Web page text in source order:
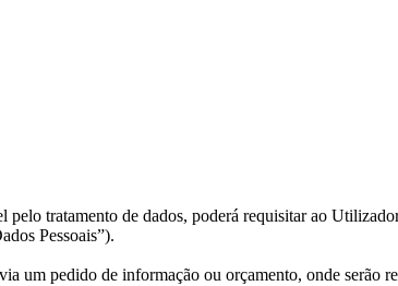
tratamento de dados, poderá requisitar ao
Pessoais”).
um pedido de informação ou orçamento, onde serão